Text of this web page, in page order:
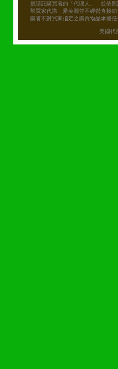
是請託購買者的「代理人」，並依
幫買家代購，愛美麗並不經營直接
購者不對買家指定之購買物品承擔
美國代